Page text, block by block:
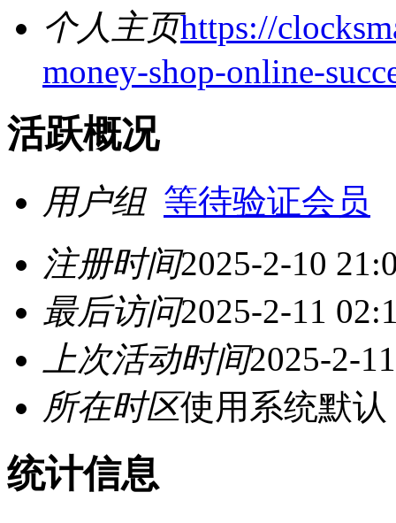
个人主页https://
money-shop-online-
活跃概况
用户组 等待验证会员
注册时间2025-2-10
最后访问2025-2-11
上次活动时间2025-2-
所在时区使用系统默认
统计信息